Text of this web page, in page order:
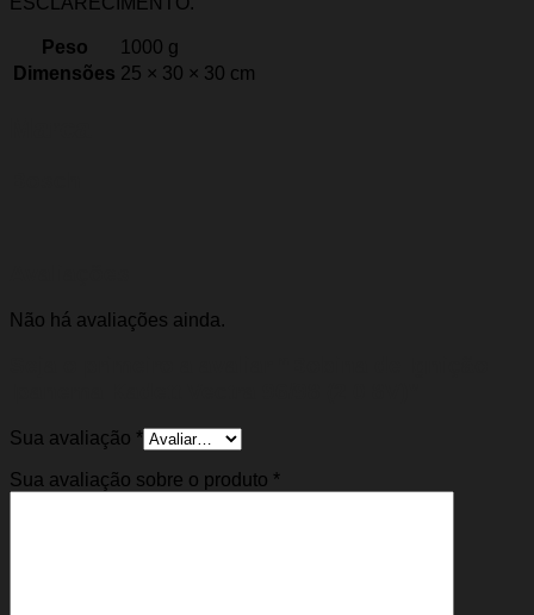
Peso
1000 g
Dimensões 25 × 30 × 30 cm
Não há avaliações ainda.
Sua avaliação *
Sua avaliação sobre o produto *